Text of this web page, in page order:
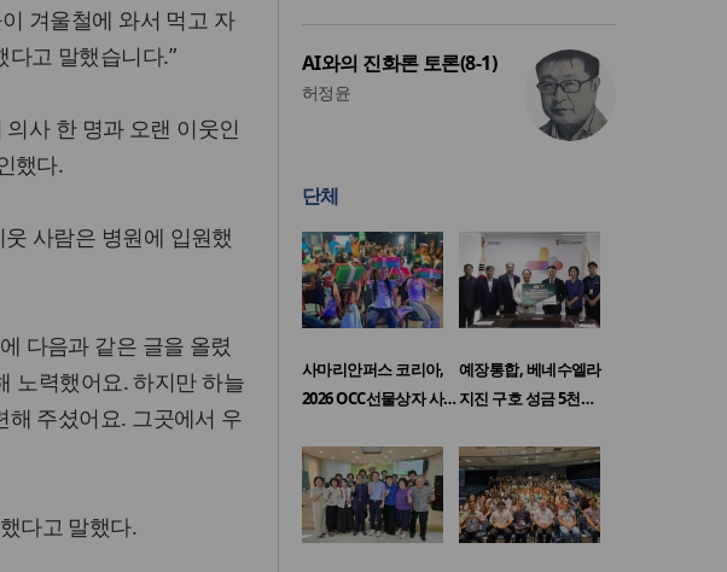
겨울철에 와서 먹고 자
고 말했습니다.”
사 한 명과 오랜 이웃인
했다.
사람은 병원에 입원했
다음과 같은 글을 올렸
노력했어요. 하지만 하늘
주셨어요. 그곳에서 우
다고 말했다.
AI와의 진화론 토론(8-1)
허정윤
단체
사마리안퍼스 코리아,
2026 OCC선물상자 사…
예장통합, 베네수엘라
지진 구호 성금 5천…